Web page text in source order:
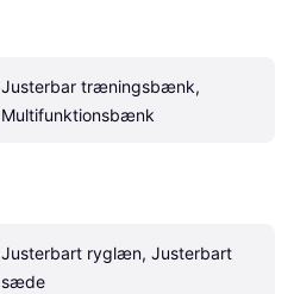
Justerbar træningsbænk,
Multifunktionsbænk
Justerbart ryglæn, Justerbart
sæde